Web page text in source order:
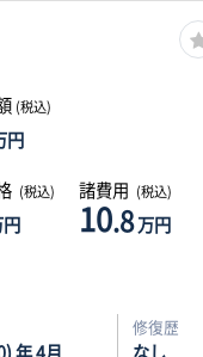
(税込)
円
(税込) 諸費用 (税込)
10.8万円
修復歴